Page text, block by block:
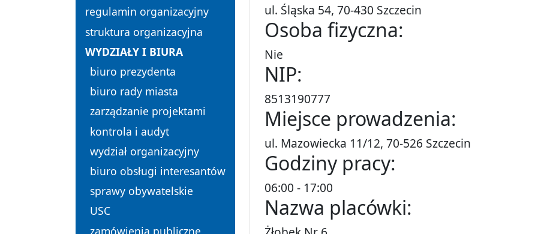
regulamin organizacyjny
struktura organizacyjna
WYDZIAŁY I BIURA
biuro prezydenta
biuro rady miasta
zarządzanie projektami
kontrola i audyt
wydział organizacyjny
biuro obsługi interesantów
sprawy obywatelskie
USC
zamówienia publiczne
ul. Śląska 54, 70-430 Szczecin
Osoba fizyczna:
Nie
NIP:
8513190777
Miejsce prowadzenia:
ul. Mazowiecka 11/12, 70-526 Szczecin
Godziny pracy:
06:00 - 17:00
Nazwa placówki: